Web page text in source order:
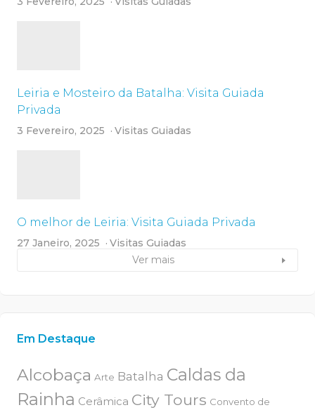
Leiria e Mosteiro da Batalha: Visita Guiada
Privada
3 Fevereiro, 2025 Visitas Guiadas
O melhor de Leiria: Visita Guiada Privada
27 Janeiro, 2025
Visitas Guiadas
Ver mais
Em Destaque
Alcobaça Arte Batalha Caldas da
Rainha Cerâmica City Tours Convento de